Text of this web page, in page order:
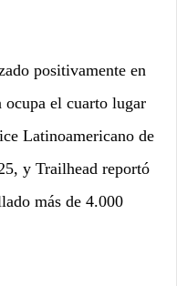
positivamente en
el cuarto lugar
Latinoamericano de
y Trailhead reportó
más de 4.000